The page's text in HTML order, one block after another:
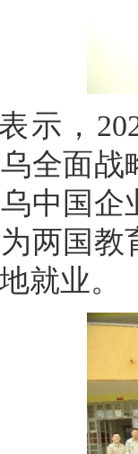
示，
全面战
中国企
两国教
就业。